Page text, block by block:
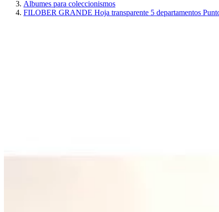
Albumes para coleccionismos
FILOBER GRANDE Hoja transparente 5 departamentos